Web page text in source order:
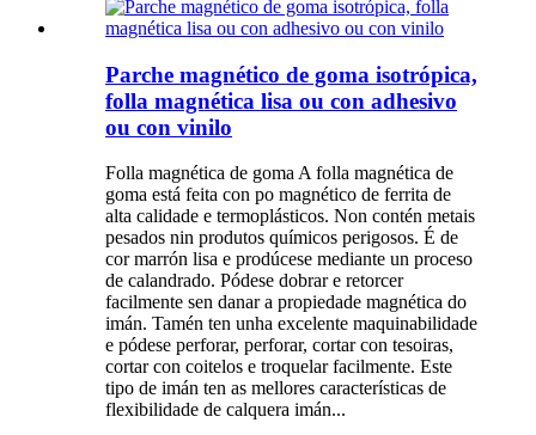
Parche magnético de goma isotrópica,
folla magnética lisa ou con adhesivo
ou con vinilo
Folla magnética de goma A folla magnética de
goma está feita con po magnético de ferrita de
alta calidade e termoplásticos. Non contén metais
pesados ​​nin produtos químicos perigosos. É de
cor marrón lisa e prodúcese mediante un proceso
de calandrado. Pódese dobrar e retorcer
facilmente sen danar a propiedade magnética do
imán. Tamén ten unha excelente maquinabilidade
e pódese perforar, perforar, cortar con tesoiras,
cortar con coitelos e troquelar facilmente. Este
tipo de imán ten as mellores características de
flexibilidade de calquera imán...